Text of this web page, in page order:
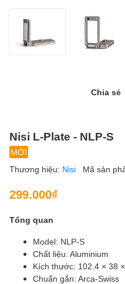
Chia sẻ
Nisi L-Plate - NLP-S
MỚI
Thương hiệu: Nisi Mã sản
299.000₫
Tổng quan
Model: NLP-S
Chất liệu: Aluminium
Kích thước: 102.4 × 38
Chuẩn gắn: Arca-Swiss